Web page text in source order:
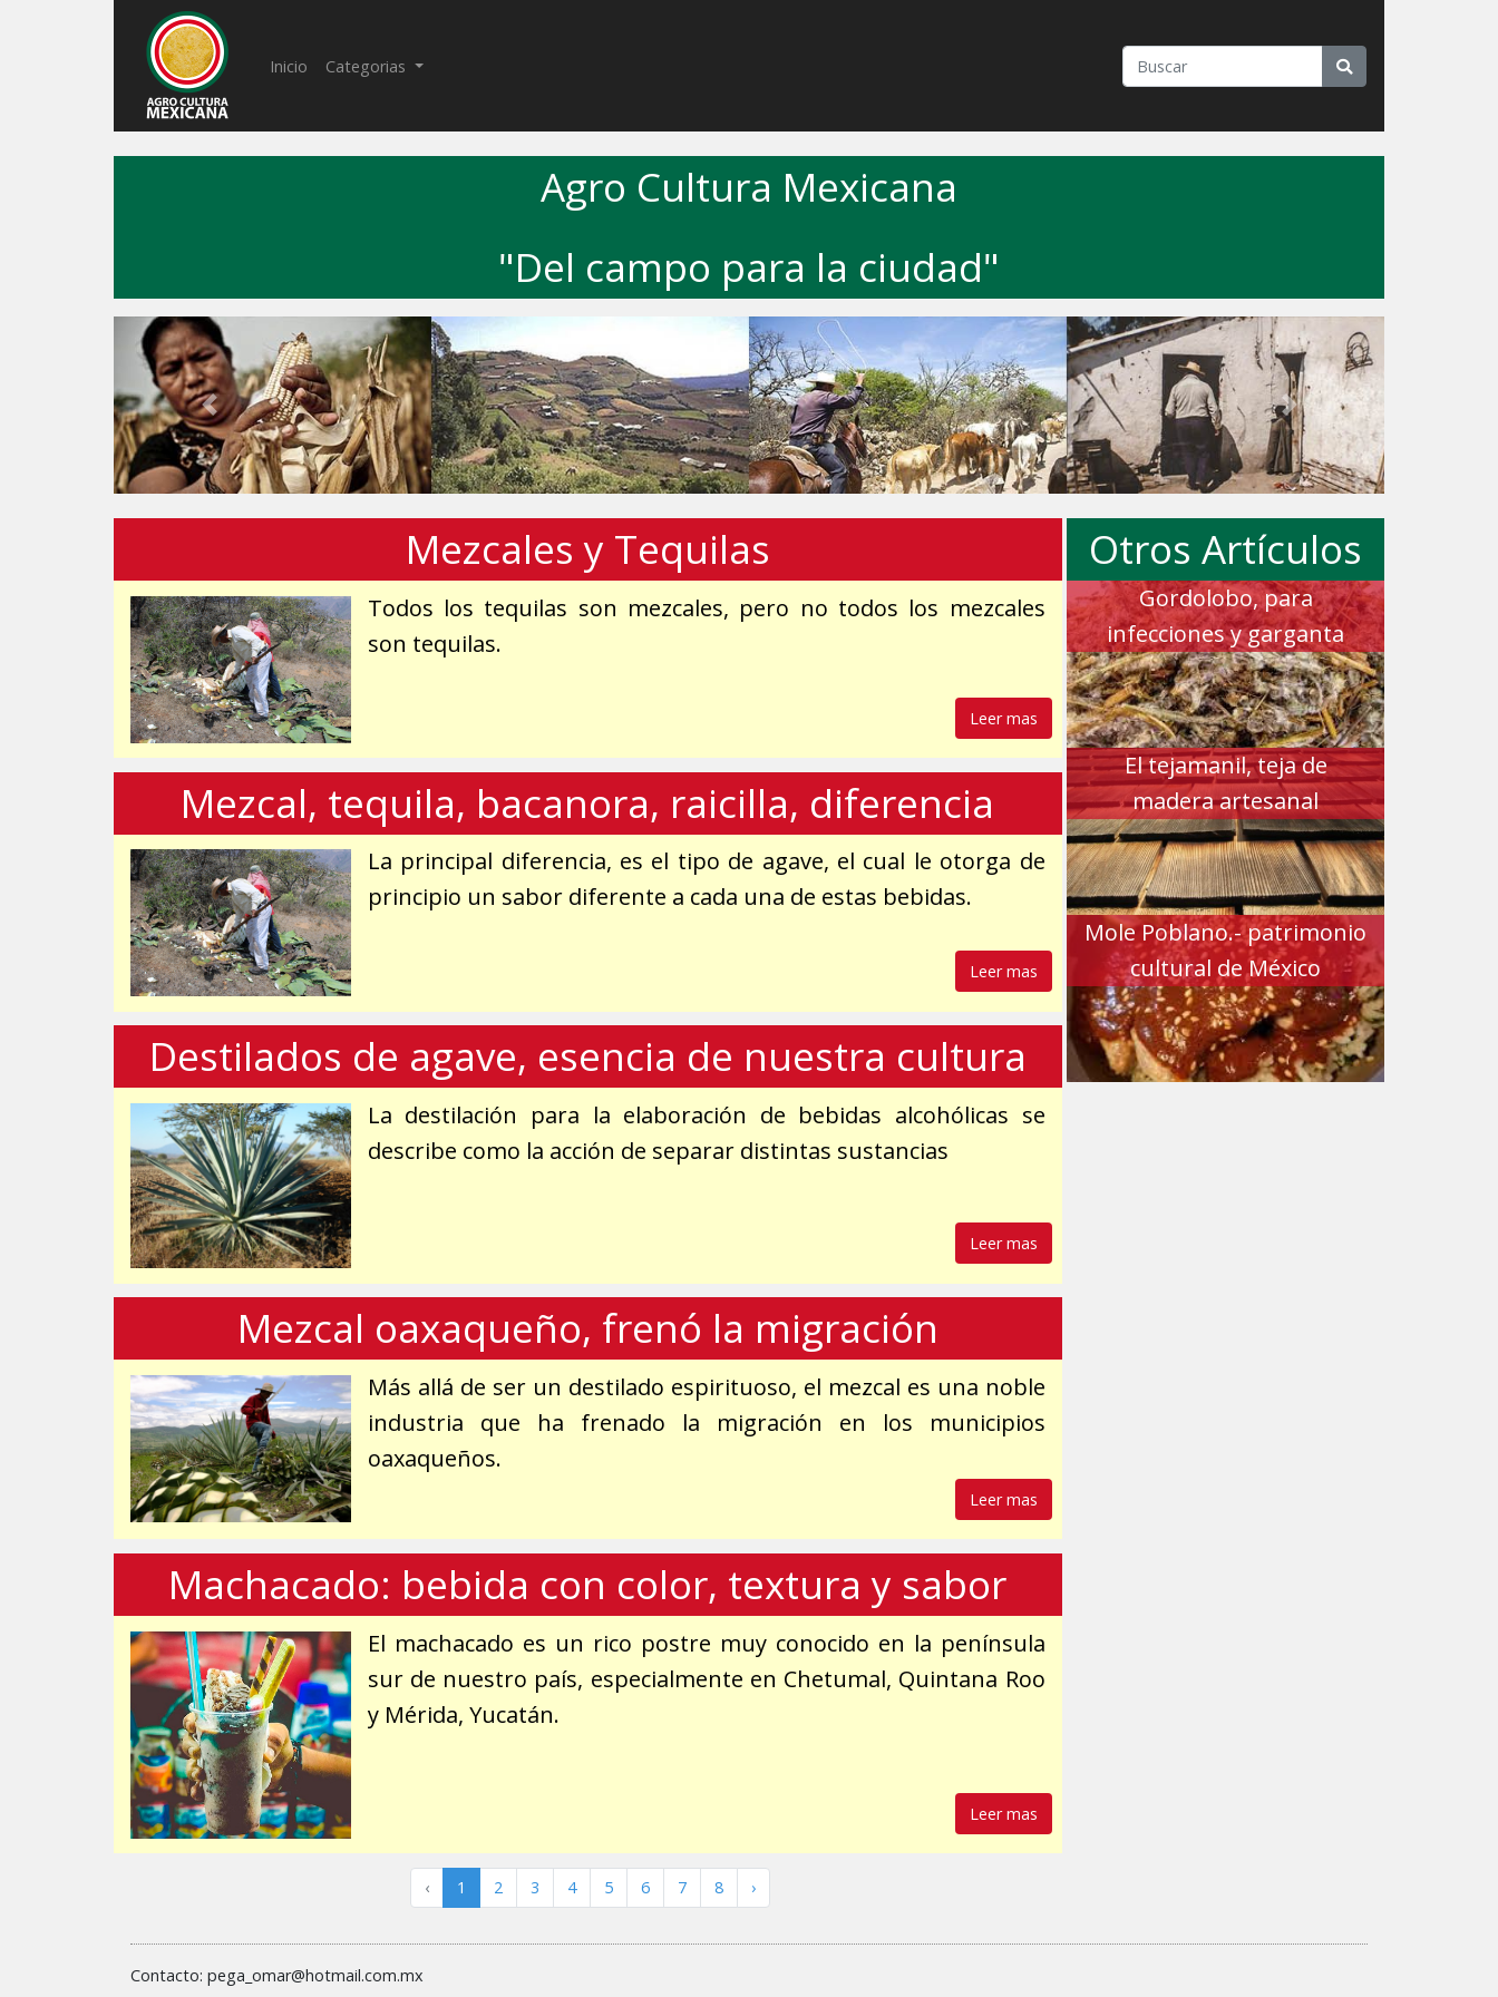
Inicio (current)
Categorias
Agro Cultura Mexicana
"Del campo para la ciudad"
Previous Next
Mezcales y Tequilas
Todos los tequilas son mezcales, pero no todos los mezcales
son tequilas.
Leer mas
Mezcal, tequila, bacanora, raicilla, diferencia
La principal diferencia, es el tipo de agave, el cual le otorga de
principio un sabor diferente a cada una de estas bebidas.
Leer mas
Destilados de agave, esencia de nuestra cultura
La destilación para la elaboración de bebidas alcohólicas se
describe como la acción de separar distintas sustancias
Leer mas
Mezcal oaxaqueño, frenó la migración
Más allá de ser un destilado espirituoso, el mezcal es una noble
industria que ha frenado la migración en los municipios
oaxaqueños.
Leer mas
Machacado: bebida con color, textura y sabor
El machacado es un rico postre muy conocido en la península
sur de nuestro país, especialmente en Chetumal, Quintana Roo
y Mérida, Yucatán.
Leer mas
‹ 1 2 3 4 5 6 7 8 ›
Otros Artículos
Gordolobo, para
infecciones y garganta
El tejamanil, teja de
madera artesanal
Mole Poblano.- patrimonio
cultural de México
Contacto: pega_omar@hotmail.com.mx